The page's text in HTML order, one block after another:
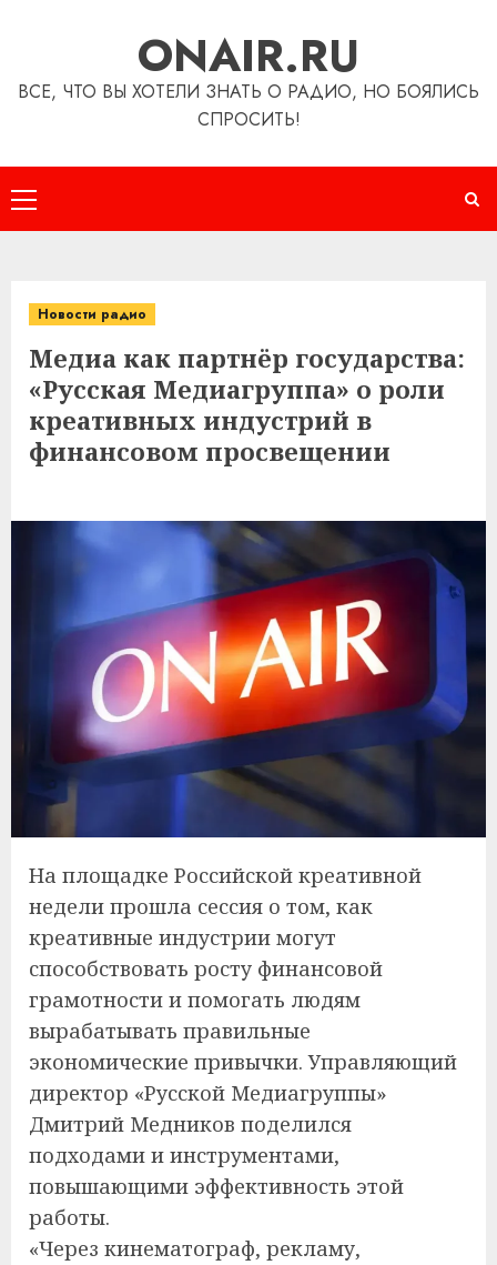
ONAIR.RU
ВСЕ, ЧТО ВЫ ХОТЕЛИ ЗНАТЬ О РАДИО, НО БОЯЛИСЬ
СПРОСИТЬ!
Основное
меню
Новости радио
Медиа как партнёр государства:
«Русская Медиагруппа» о роли
креативных индустрий в
финансовом просвещении
На площадке Российской креативной
недели прошла сессия о том, как
креативные индустрии могут
способствовать росту финансовой
грамотности и помогать людям
вырабатывать правильные
экономические привычки. Управляющий
директор «Русской Медиагруппы»
Дмитрий Медников поделился
подходами и инструментами,
повышающими эффективность этой
работы.
«Через кинематограф, рекламу,